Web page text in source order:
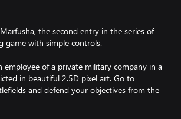
the second entry in the series of
game with simple controls.
employee of a private military company in a
in beautiful 2.5D pixel art. Go to
and defend your objectives from the